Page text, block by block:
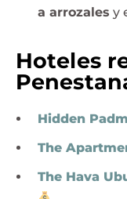
a arrozales y
Hoteles
Hidden
The
The Hava